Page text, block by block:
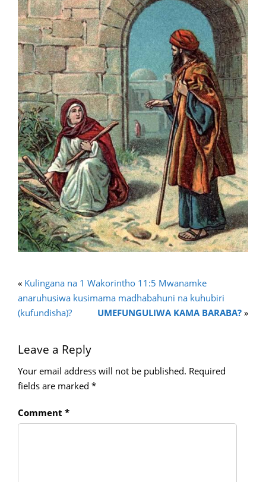
« Kulingana na 1 Wakorintho 11:5 Mwanamke
anaruhusiwa kusimama madhabahuni na kuhubiri
(kufundisha)?
UMEFUNGULIWA KAMA BARABA? »
Leave a Reply
Your email address will not be published. Required
fields are marked *
Comment *